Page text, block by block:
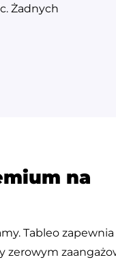
Żadnych
na
Tableo zapewnia
zerowym